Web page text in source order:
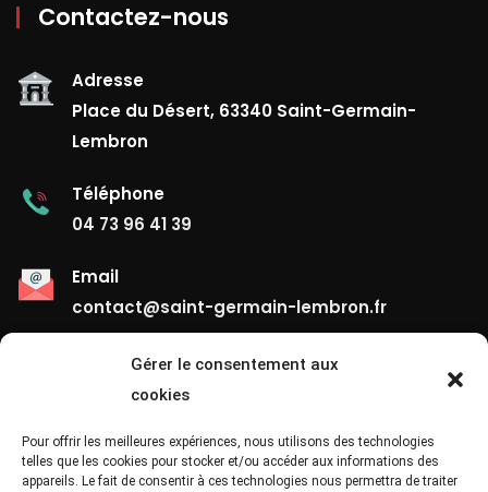
Gérer le consentement aux
cookies
Pour offrir les meilleures expériences, nous utilisons des technologies
telles que les cookies pour stocker et/ou accéder aux informations des
appareils. Le fait de consentir à ces technologies nous permettra de traiter
Contactez-nous
Adresse
Place du Désert, 63340 Saint-Germain-
Lembron
Téléphone
04 73 96 41 39
Email
contact@saint-germain-lembron.fr
Liens Utiles
Contact